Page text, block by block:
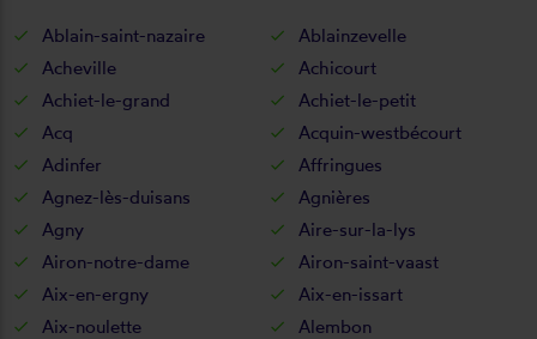
Ablain-saint-nazaire
Ablainzevelle
Acheville
Achicourt
Achiet-le-grand
Achiet-le-petit
Acq
Acquin-westbécourt
Adinfer
Affringues
Agnez-lès-duisans
Agnières
Agny
Aire-sur-la-lys
Airon-notre-dame
Airon-saint-vaast
Aix-en-ergny
Aix-en-issart
Aix-noulette
Alembon